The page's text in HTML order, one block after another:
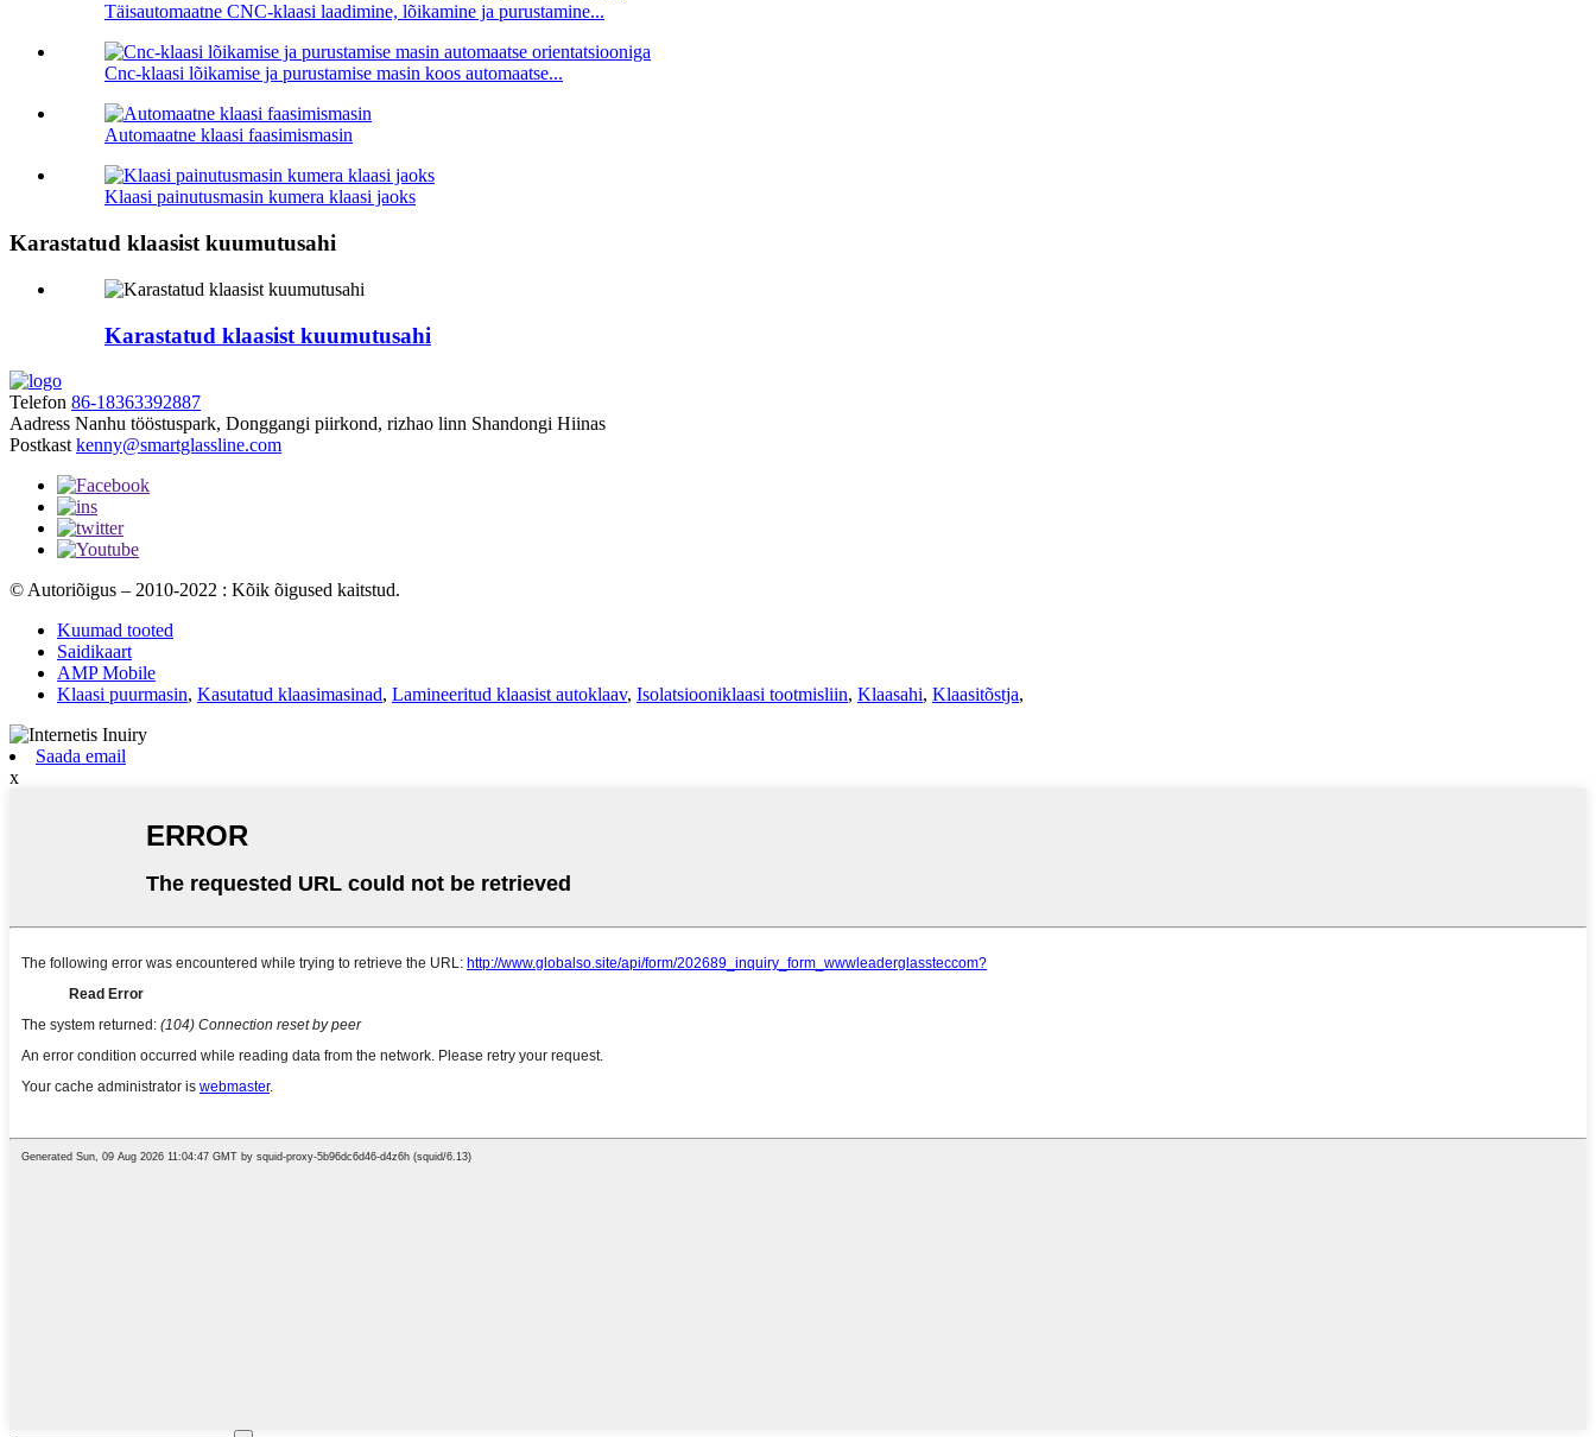
Täisautomaatne CNC-klaasi laadimine, lõikamine ja purustamine...
Cnc-klaasi lõikamise ja purustamise masin koos automaatse...
Automaatne klaasi faasimismasin
Klaasi painutusmasin kumera klaasi jaoks
Karastatud klaasist kuumutusahi
Karastatud klaasist kuumutusahi
Telefon 86-18363392887
Aadress Nanhu tööstuspark, Donggangi piirkond, rizhao linn Shandongi Hiinas
Postkast kenny@smartglassline.com
© Autoriõigus – 2010-2022 : Kõik õigused kaitstud.
Kuumad tooted
Saidikaart
AMP Mobile
Klaasi puurmasin, Kasutatud klaasimasinad, Lamineeritud klaasist autoklaav, Isolatsiooniklaasi tootmisliin, Klaasahi, Klaasitõstja,
Saada email
x